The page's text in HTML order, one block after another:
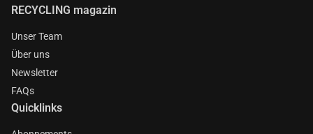
RECYCLING magazin
Unser Team
Über uns
Newsletter
FAQs
Quicklinks